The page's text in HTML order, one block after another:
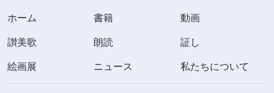
ホーム 書籍
動画
讃美歌
朗読
証し
絵画展
ニュース 私たちについて